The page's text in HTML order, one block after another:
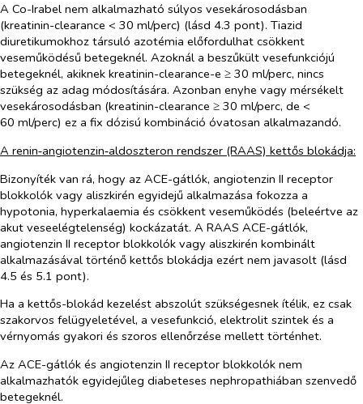
A Co-Irabel nem alkalmazható súlyos vesekárosodásban
(kreatinin-clearance < 30 ml/perc) (lásd 4.3 pont). Tiazid
diuretikumokhoz társuló azotémia előfordulhat csökkent
veseműködésű betegeknél. Azoknál a beszűkült vesefunkciójú
betegeknél, akiknek kreatinin-clearance-e ≥ 30 ml/perc, nincs
szükség az adag módosítására. Azonban enyhe vagy mérsékelt
vesekárosodásban (kreatinin-clearance ≥ 30 ml/perc, de <
60 ml/perc) ez a fix dózisú kombináció óvatosan alkalmazandó.
A renin‑angiotenzin‑aldoszteron rendszer (RAAS) kettős blokádja:
Bizonyíték van rá, hogy az ACE-gátlók, angiotenzin II receptor
blokkolók vagy aliszkirén egyidejű alkalmazása fokozza a
hypotonia, hyperkalaemia és csökkent veseműködés (beleértve az
akut veseelégtelenség) kockázatát. A RAAS ACE-gátlók,
angiotenzin II receptor blokkolók vagy aliszkirén kombinált
alkalmazásával történő kettős blokádja ezért nem javasolt (lásd
4.5 és 5.1 pont).
Ha a kettős-blokád kezelést abszolút szükségesnek ítélik, ez csak
szakorvos felügyeletével, a vesefunkció, elektrolit szintek és a
vérnyomás gyakori és szoros ellenőrzése mellett történhet.
Az ACE-gátlók és angiotenzin II receptor blokkolók nem
alkalmazhatók egyidejűleg diabeteses nephropathiában szenvedő
betegeknél.